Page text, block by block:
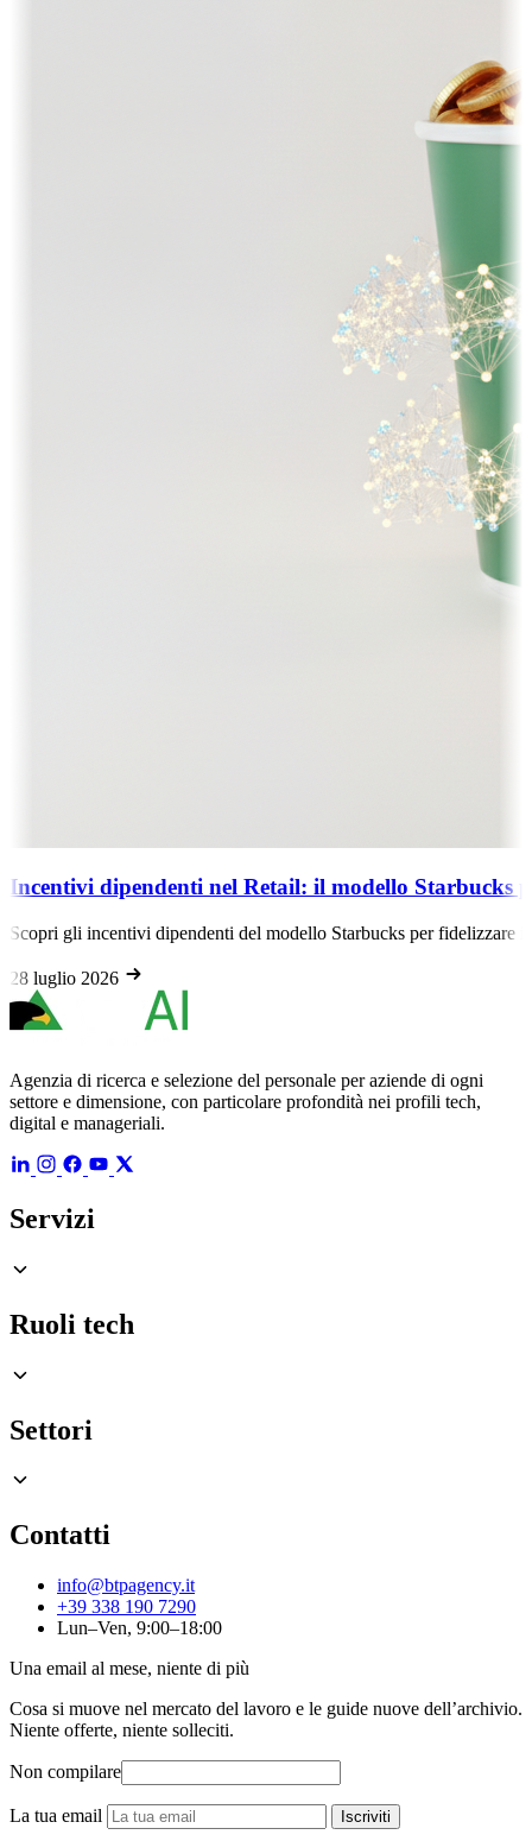
Incentivi dipendenti nel Retail: il modello Starbucks
Scopri gli incentivi dipendenti del modello Starbucks per fidelizzare
28 luglio 2026
Agenzia di ricerca e selezione del personale per aziende di ogni
settore e dimensione, con particolare profondità nei profili tech,
digital e manageriali.
Servizi
Ruoli tech
Settori
Contatti
info@btpagency.it
+39 338 190 7290
Lun–Ven, 9:00–18:00
Una email al mese, niente di più
Cosa si muove nel mercato del lavoro e le guide nuove dell’archivio.
Niente offerte, niente solleciti.
Non compilare
La tua email Iscriviti